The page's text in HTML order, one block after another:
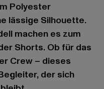
Polyester
lässige Silhouette.
machen es zum
Shorts. Ob für das
Crew – dieses
der sich